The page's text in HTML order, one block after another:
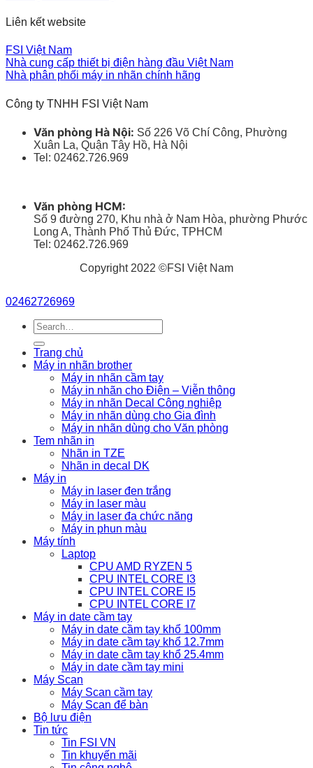
Liên kết website
FSI Việt Nam
Nhà cung cấp thiết bị điện hàng đầu Việt Nam
Nhà phân phối máy in nhãn chính hãng
Công ty TNHH FSI Việt Nam
Văn phòng Hà Nội: Số 226 Võ Chí Công, Phường
Xuân La, Quận Tây Hồ, Hà Nội
Tel: 02462.726.969
Văn phòng HCM:
Số 9 đường 270, Khu nhà ở Nam Hòa, phường Phước
Long A, Thành Phố Thủ Đức, TPHCM
Tel: 02462.726.969
Copyright 2022 ©FSI Việt Nam
02462726969
Search
for:
Trang chủ
Máy in nhãn brother
Máy in nhãn cầm tay
Máy in nhãn cho Điện – Viễn thông
Máy in nhãn Decal Công nghiệp
Máy in nhãn dùng cho Gia đình
Máy in nhãn dùng cho Văn phòng
Tem nhãn in
Nhãn in TZE
Nhãn in decal DK
Máy in
Máy in laser đen trắng
Máy in laser màu
Máy in laser đa chức năng
Máy in phun màu
Máy tính
Laptop
CPU AMD RYZEN 5
CPU INTEL CORE I3
CPU INTEL CORE I5
CPU INTEL CORE I7
Máy in date cầm tay
Máy in date cầm tay khổ 100mm
Máy in date cầm tay khổ 12.7mm
Máy in date cầm tay khổ 25.4mm
Máy in date cầm tay mini
Máy Scan
Máy Scan cầm tay
Máy Scan để bàn
Bộ lưu điện
Tin tức
Tin FSI VN
Tin khuyến mãi